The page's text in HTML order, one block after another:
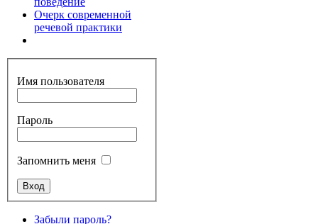
Очерк современной
речевой практики
Имя пользователя
Пароль
Запомнить меня
Забыли пароль?